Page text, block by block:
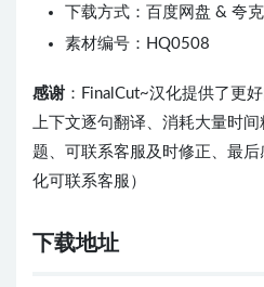
下载方式：百度网盘 & 夸
素材编号：HQ0508
感谢 ：FinalCut~汉化提供了更
上下文逐句翻译、消耗大量时间
题、可联系客服及时修正、最
化可联系客服）
下载地址